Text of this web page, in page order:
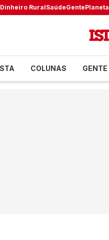
Dinheiro RuralSaúdeGentePlaneta
COLUNAS GENTE